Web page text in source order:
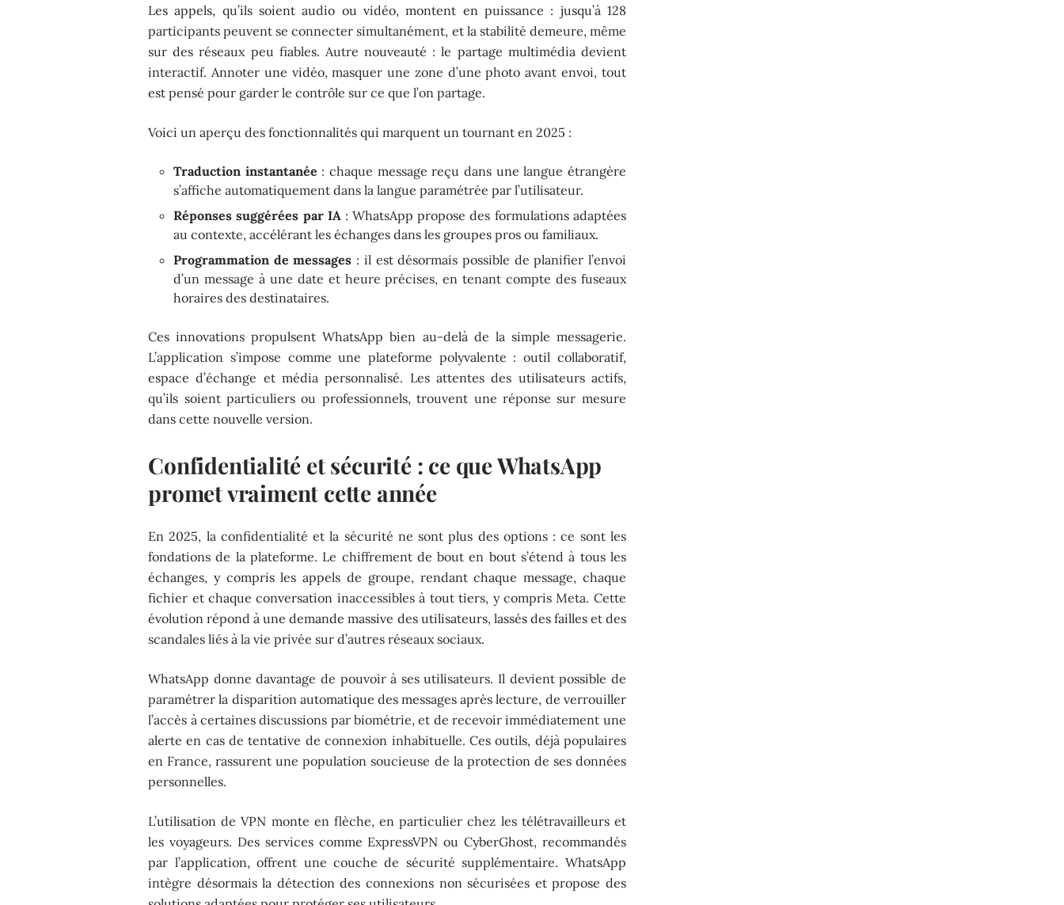
Les appels, qu’ils soient audio ou vidéo, montent en puissance : jusqu’à 128
participants peuvent se connecter simultanément, et la stabilité demeure, même
sur des réseaux peu fiables. Autre nouveauté : le partage multimédia devient
interactif. Annoter une vidéo, masquer une zone d’une photo avant envoi, tout
est pensé pour garder le contrôle sur ce que l’on partage.
Voici un aperçu des fonctionnalités qui marquent un tournant en 2025 :
Traduction instantanée : chaque message reçu dans une langue étrangère
s’affiche automatiquement dans la langue paramétrée par l’utilisateur.
Réponses suggérées par IA: WhatsApp propose des formulations adaptées
au contexte, accélérant les échanges dans les groupes pros ou familiaux.
Programmation de messages : il est désormais possible de planifier l’envoi
d’un message à une date et heure précises, en tenant compte des fuseaux
horaires des destinataires.
Ces innovations propulsent WhatsApp bien au-delà de la simple messagerie.
L’application s’impose comme une plateforme polyvalente : outil collaboratif,
espace d’échange et média personnalisé. Les attentes des utilisateurs actifs,
qu’ils soient particuliers ou professionnels, trouvent une réponse sur mesure
dans cette nouvelle version.
Confidentialité et sécurité : ce que WhatsApp
promet vraiment cette année
En 2025, la confidentialité et la sécurité ne sont plus des options : ce sont les
fondations de la plateforme. Le chiffrement de bout en bout s’étend à tous les
échanges, y compris les appels de groupe, rendant chaque message, chaque
fichier et chaque conversation inaccessibles à tout tiers, y compris Meta. Cette
évolution répond à une demande massive des utilisateurs, lassés des failles et des
scandales liés à la vie privée sur d’autres réseaux sociaux.
WhatsApp donne davantage de pouvoir à ses utilisateurs. Il devient possible de
paramétrer la disparition automatique des messages après lecture, de verrouiller
l’accès à certaines discussions par biométrie, et de recevoir immédiatement une
alerte en cas de tentative de connexion inhabituelle. Ces outils, déjà populaires
en France, rassurent une population soucieuse de la protection de ses données
personnelles.
L’utilisation de VPN monte en flèche, en particulier chez les télétravailleurs et
les voyageurs. Des services comme ExpressVPN ou CyberGhost, recommandés
par l’application, offrent une couche de sécurité supplémentaire. WhatsApp
intègre désormais la détection des connexions non sécurisées et propose des